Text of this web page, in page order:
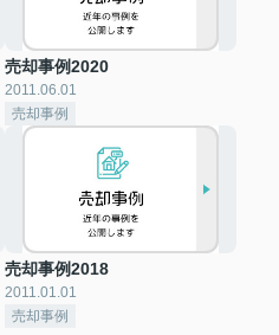
売却事例2020
2011.06.01
売却事例
売却事例2018
2011.01.01
売却事例